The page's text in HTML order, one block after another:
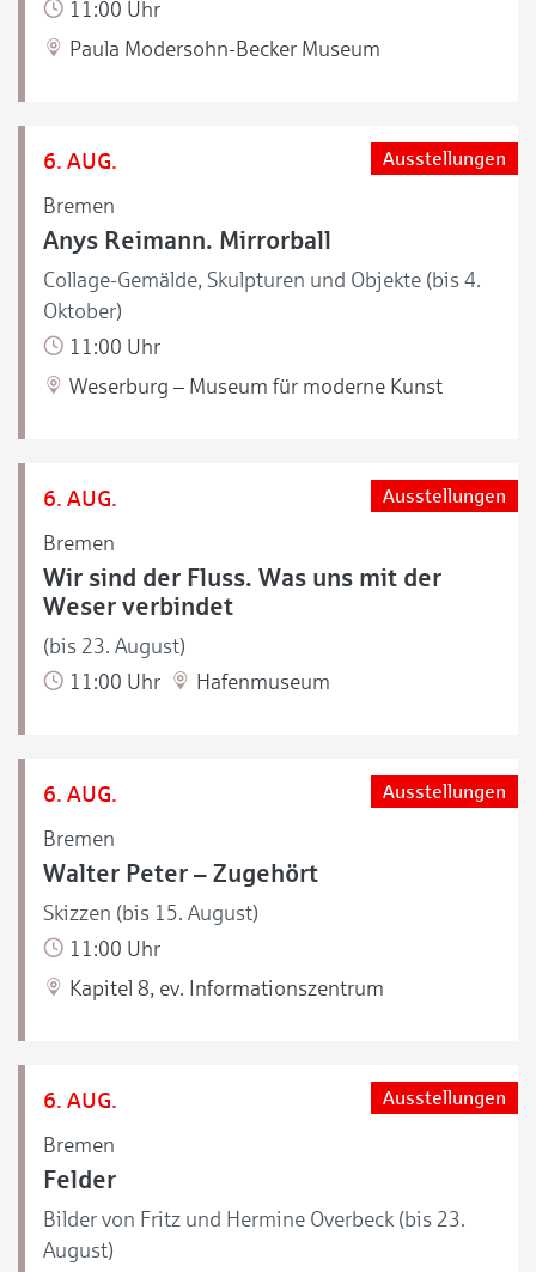
11:00 Uhr
Paula Modersohn-Becker Museum
6. AUG.
Bremen
Ausstellungen
Anys Reimann. Mirrorball
Collage-Gemälde, Skulpturen und Objekte (bis 4.
Oktober)
11:00 Uhr
Weserburg – Museum für moderne Kunst
6. AUG.
Bremen
Ausstellungen
Wir sind der Fluss. Was uns mit der
Weser verbindet
(bis 23. August)
11:00 Uhr
Hafenmuseum
6. AUG.
Bremen
Ausstellungen
Walter Peter – Zugehört
Skizzen (bis 15. August)
11:00 Uhr
Kapitel 8, ev. Informationszentrum
6. AUG.
Bremen
Ausstellungen
Felder
Bilder von Fritz und Hermine Overbeck (bis 23.
August)